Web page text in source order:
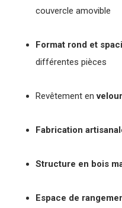
couvercle amovible
Format rond et
différentes pièces
Revêtement en
Fabrication
Structure en bois
Espace de